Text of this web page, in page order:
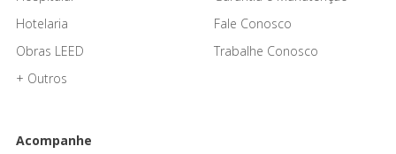
Hotelaria
Obras LEED
+ Outros
Fale Conosco
Trabalhe Conosco
Acompanhe